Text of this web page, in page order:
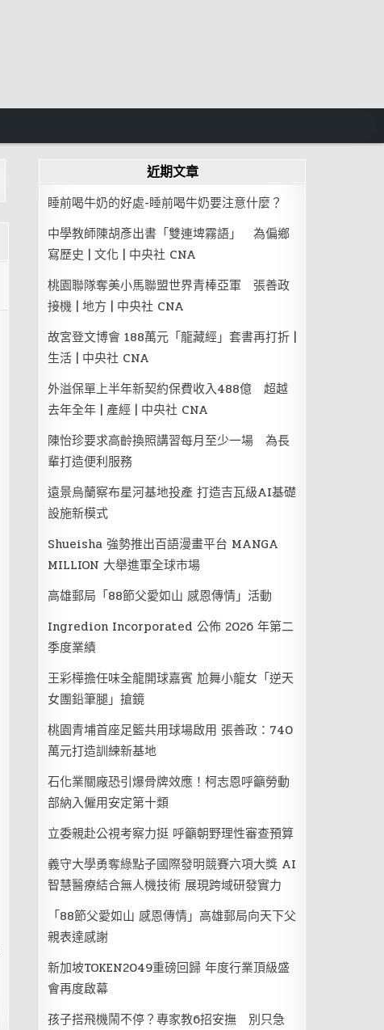
近期文章
睡前喝牛奶的好處-睡前喝牛奶要注意什麼？
中學教師陳胡彥出書「雙連埤霧語」 為偏鄉
寫歷史 | 文化 | 中央社 CNA
桃園聯隊奪美小馬聯盟世界青棒亞軍 張善政
接機 | 地方 | 中央社 CNA
故宮登文博會 188萬元「龍藏經」套書再打折 |
生活 | 中央社 CNA
外溢保單上半年新契約保費收入488億 超越
去年全年 | 產經 | 中央社 CNA
陳怡珍要求高齡換照講習每月至少一場 為長
輩打造便利服務
遠景烏蘭察布星河基地投產 打造吉瓦級AI基礎
設施新模式
Shueisha 強勢推出百語漫畫平台 MANGA
MILLION 大舉進軍全球市場
高雄郵局「88節父愛如山 感恩傳情」活動
Ingredion Incorporated 公佈 2026 年第二
季度業績
王彩樺擔任味全龍開球嘉賓 尬舞小龍女「逆天
女團鉛筆腿」搶鏡
桃園青埔首座足籃共用球場啟用 張善政：740
萬元打造訓練新基地
石化業關廠恐引爆骨牌效應！柯志恩呼籲勞動
部納入僱用安定第十類
立委親赴公視考察力挺 呼籲朝野理性審查預算
義守大學勇奪綠點子國際發明競賽六項大獎 AI
智慧醫療結合無人機技術 展現跨域研發實力
「88節父愛如山 感恩傳情」高雄郵局向天下父
親表達感謝
新加坡TOKEN2049重磅回歸 年度行業頂級盛
會再度啟幕
孩子搭飛機鬧不停？專家教6招安撫 別只急